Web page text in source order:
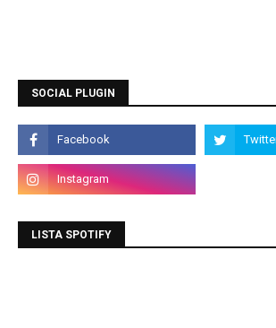
SOCIAL PLUGIN
LISTA SPOTIFY